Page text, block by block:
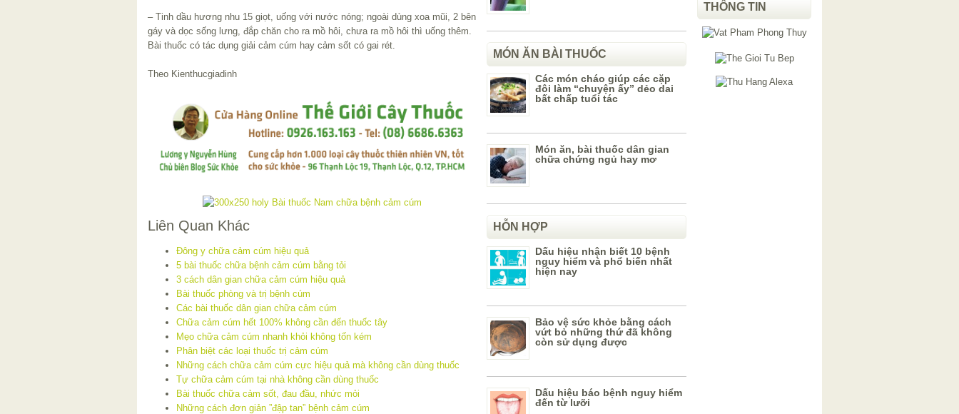
– Tinh dầu hương nhu 15 giọt, uống với nước nóng; ngoài dùng xoa mũi, 2 bên
gáy và dọc sống lưng, đắp chăn cho ra mồ hôi, chưa ra mồ hôi thì uống thêm.
Bài thuốc có tác dụng giải cảm cúm hay cảm sốt có gai rét.
Theo Kienthucgiadinh
Liên Quan Khác
Đông y chữa cảm cúm hiệu quả
5 bài thuốc chữa bệnh cảm cúm bằng tỏi
3 cách dân gian chữa cảm cúm hiệu quả
Bài thuốc phòng và trị bệnh cúm
Các bài thuốc dân gian chữa cảm cúm
Chữa cảm cúm hết 100% không cần đến thuốc tây
Mẹo chữa cảm cúm nhanh khỏi không tốn kém
Phân biệt các loại thuốc trị cảm cúm
Những cách chữa cảm cúm cực hiệu quả mà không cần dùng thuốc
Tự chữa cảm cúm tại nhà không cần dùng thuốc
Bài thuốc chữa cảm sốt, đau đầu, nhức mỏi
Những cách đơn giản ”đập tan” bệnh cảm cúm
MÓN ĂN BÀI THUỐC
Các món cháo giúp các cặp
đôi làm “chuyện ấy” dẻo dai
bất chấp tuổi tác
Món ăn, bài thuốc dân gian
chữa chứng ngủ hay mơ
HỖN HỢP
Dấu hiệu nhận biết 10 bệnh
nguy hiểm và phổ biến nhất
hiện nay
Bảo vệ sức khỏe bằng cách
vứt bỏ những thứ đã không
còn sử dụng được
Dấu hiệu báo bệnh nguy hiểm
đến từ lưỡi
THÔNG TIN